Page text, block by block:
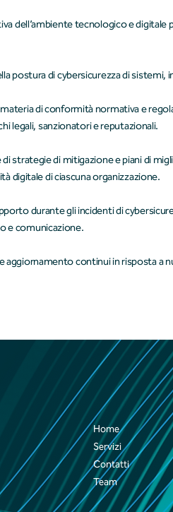
dell’ambiente tecnologico e digitale
postura di cybersicurezza di
di conformità normativa e
legali, sanzionatori e reputazionali.
strategie di mitigazione e piani di
digitale di ciascuna organizzazione.
durante gli incidenti di
e comunicazione.
aggiornamento continui in risposta a
Home
Servizi
Contatti
Team